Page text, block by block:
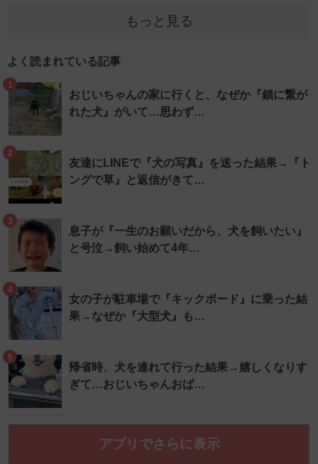
もっと見る
よく読まれている記事
1
おじいちゃんの家に行くと、なぜか『鎖に繋が
れた犬』がいて…思わず…
2
友達にLINEで『犬の写真』を送った結果→『ト
ングで草』と返信がきて…
3
息子が『一生のお願いだから、犬を飼いたい』
と号泣→飼い始めて4年…
4
女の子が駐車場で『キックボード』に乗った結
果→なぜか『大型犬』も…
5
帰省時、犬を連れて行った結果→嬉しくなりす
ぎて…おじいちゃんおば…
アプリでさらに表示